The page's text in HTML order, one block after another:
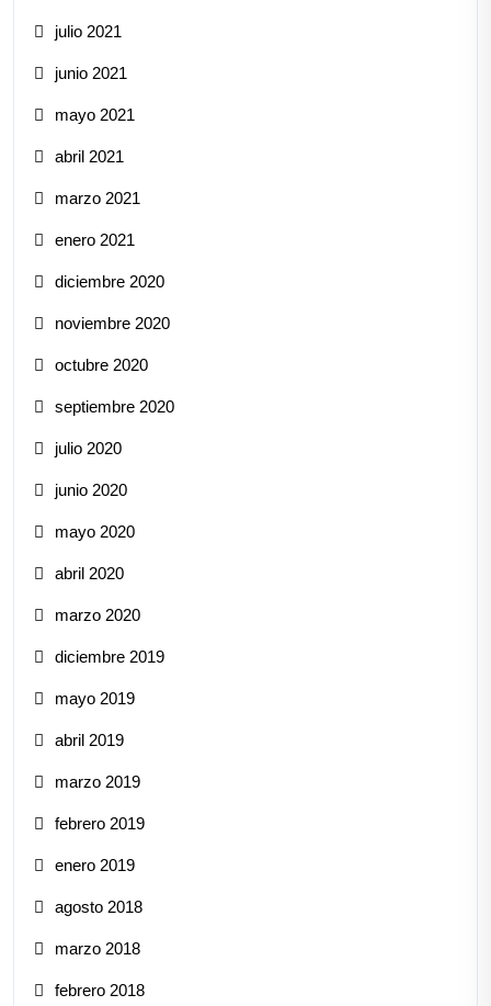
julio 2021
junio 2021
mayo 2021
abril 2021
marzo 2021
enero 2021
diciembre 2020
noviembre 2020
octubre 2020
septiembre 2020
julio 2020
junio 2020
mayo 2020
abril 2020
marzo 2020
diciembre 2019
mayo 2019
abril 2019
marzo 2019
febrero 2019
enero 2019
agosto 2018
marzo 2018
febrero 2018